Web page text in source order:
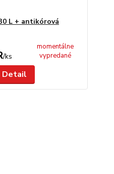
L + antikórová
/ks
momentálne
vypredané
Detail